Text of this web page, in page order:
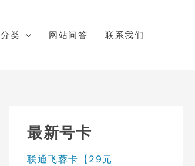
类 网站问答 联系我们
最新号卡
联通飞蓉卡【29元